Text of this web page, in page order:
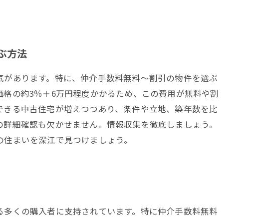
方法
あります。特に、仲介手数料無料～割引の物件を選ぶ
の約3％＋6万円程度かかるため、この費用が無料や割
る中古住宅が増えつつあり、条件や立地、築年数を比
細確認も欠かせません。情報収集を徹底しましょう。
まいを深江で見つけましょう。
くの購入者に支持されています。特に仲介手数料無料